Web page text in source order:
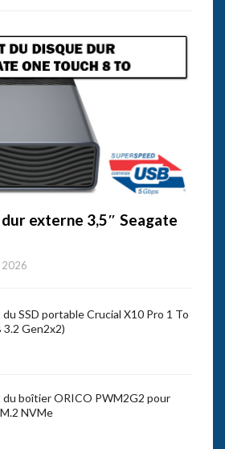
externe 3,5″ Seagate
2026
SSD portable Crucial X10 Pro 1 To
3.2 Gen2x2)
du boîtier ORICO PWM2G2 pour
NVMe